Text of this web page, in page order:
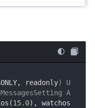
readonly) U
A
15.0), watchos